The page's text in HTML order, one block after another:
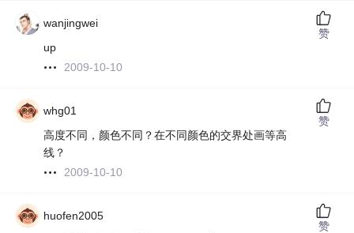
wanjingwei
up
2009-10-10
赞
whg01
高度不同，颜色不同？在不同颜色的交界处画等高
线？
2009-10-10
赞
huofen2005
赞